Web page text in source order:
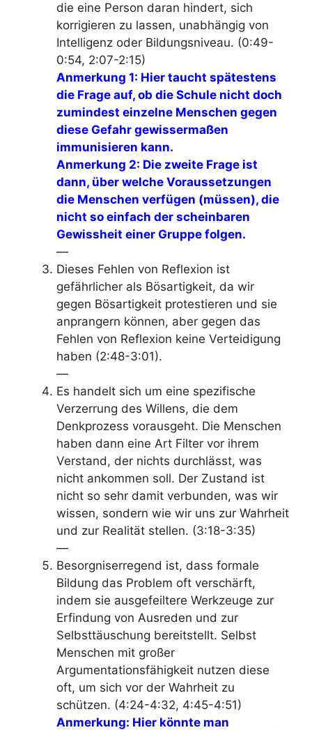
die eine Person daran hindert, sich
korrigieren zu lassen, unabhängig von
Intelligenz oder Bildungsniveau. (0:49-
0:54, 2:07-2:15)
Anmerkung 1: Hier taucht spätestens
die Frage auf, ob die Schule nicht doch
zumindest einzelne Menschen gegen
diese Gefahr gewissermaßen
immunisieren kann.
Anmerkung 2: Die zweite Frage ist
dann, über welche Voraussetzungen
die Menschen verfügen (müssen), die
nicht so einfach der scheinbaren
Gewissheit einer Gruppe folgen.
—
Dieses Fehlen von Reflexion ist
gefährlicher als Bösartigkeit, da wir
gegen Bösartigkeit protestieren und sie
anprangern können, aber gegen das
Fehlen von Reflexion keine Verteidigung
haben (2:48-3:01).
—
Es handelt sich um eine spezifische
Verzerrung des Willens, die dem
Denkprozess vorausgeht. Die Menschen
haben dann eine Art Filter vor ihrem
Verstand, der nichts durchlässt, was
nicht ankommen soll. Der Zustand ist
nicht so sehr damit verbunden, was wir
wissen, sondern wie wir uns zur Wahrheit
und zur Realität stellen. (3:18-3:35)
—
Besorgniserregend ist, dass formale
Bildung das Problem oft verschärft,
indem sie ausgefeiltere Werkzeuge zur
Erfindung von Ausreden und zur
Selbsttäuschung bereitstellt. Selbst
Menschen mit großer
Argumentationsfähigkeit nutzen diese
oft, um sich vor der Wahrheit zu
schützen. (4:24-4:32, 4:45-4:51)
Anmerkung: Hier könnte man